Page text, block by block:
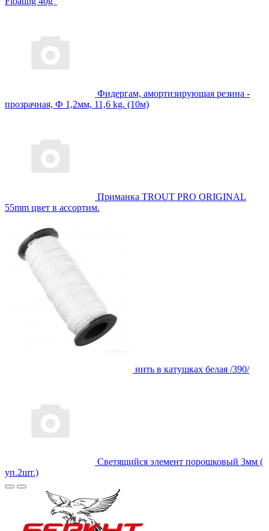
Фидергам, амортизирующая резина -
прозрачная, Ф 1,2мм, 11,6 kg. (10м)
Приманка TROUT PRO ORIGINAL
55mm цвет в ассортим.
нить в катушках белая /390/
Светящийся элемент порошковый 3мм (
уп.2шт.)